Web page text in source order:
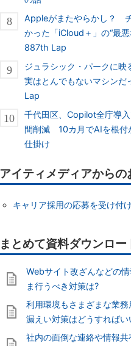
Appleがまたやらかし？
かった「iCloud＋」の“最悪
887th Lap
ジュラシック・パークに映
実はとんでもないマシン
Lap
千代田区、Copilot全庁導
間削減 10カ月でAIを根付
仕掛け
アイティメディアからの
キャリア採用の応募を受け付
Webサイト改ざんなどの
ま行うべき対策は?
利用環境もさまざまな業務
漏えい対策はどうすればい
社内の面倒な連絡や情報共